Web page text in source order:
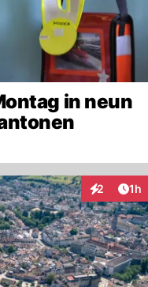
in neun
2 1h